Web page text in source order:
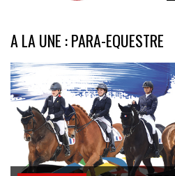
A LA UNE : PARA-EQUESTRE